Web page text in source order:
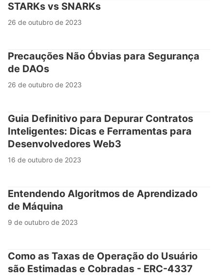
STARKs vs SNARKs
26 de outubro de 2023
Precauções Não Óbvias para Segurança
de DAOs
26 de outubro de 2023
Guia Definitivo para Depurar Contratos
Inteligentes: Dicas e Ferramentas para
Desenvolvedores Web3
16 de outubro de 2023
Entendendo Algoritmos de Aprendizado
de Máquina
9 de outubro de 2023
Como as Taxas de Operação do Usuário
são Estimadas e Cobradas - ERC-4337